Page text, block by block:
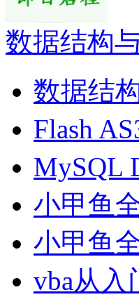
数据结构
数据结
Flash
MySQL
小甲鱼
小甲鱼
vba从入